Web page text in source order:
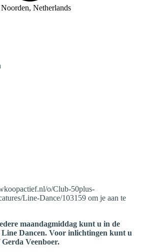
Netherlands
o/Club-50plus-
Line-Dance/103159 om je aan te
maandagmiddag kunt u in de
Dancen. Voor inlichtingen kunt u
Veenboer.